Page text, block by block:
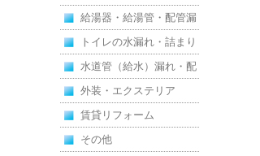
汚水）
給湯器・給湯管・配管漏
れ
トイレの水漏れ・詰まり
水道管（給水）漏れ・配
管
外装・エクステリア
賃貸リフォーム
その他